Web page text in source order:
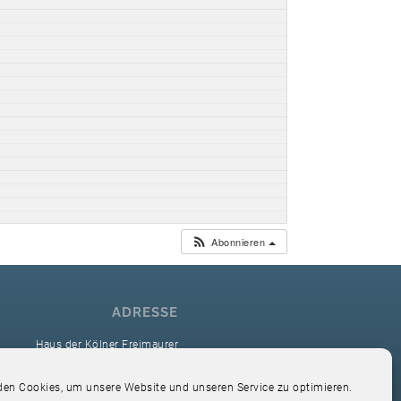
Cookies, um unsere Website und unseren Service zu optimieren.
Abonnieren
ADRESSE
Haus der Kölner Freimaurer
Hardefuststr. 9